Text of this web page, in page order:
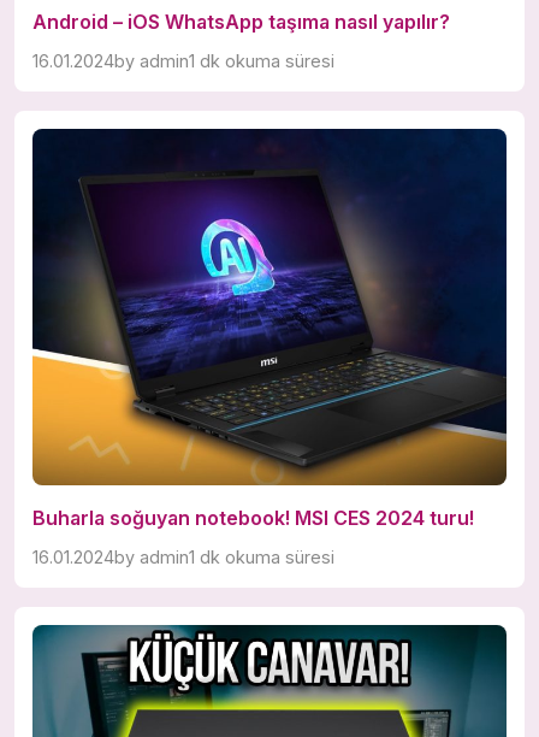
Android – iOS WhatsApp taşıma nasıl yapılır?
16.01.2024by admin1 dk okuma süresi
Buharla soğuyan notebook! MSI CES 2024 turu!
16.01.2024by admin1 dk okuma süresi